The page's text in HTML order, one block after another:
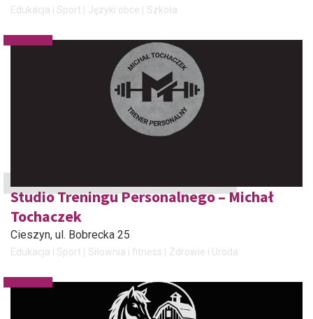
Edukacja i Sport Języki obce Szkoła
Studio Treningu Personalnego – Michał
Tochaczek
Cieszyn, ul. Bobrecka 25
Edukacja i Sport Siłownia i fitness Zdrowie i Uroda